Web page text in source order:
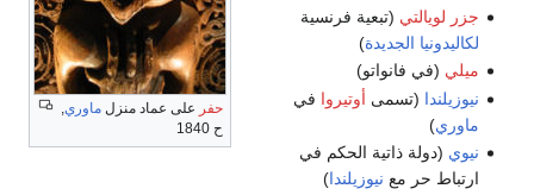
حفر على عماد منزل ماوري,
ح 1840
جزر لويالتي (تبعية فرنسية
لكاليدونيا الجديدة)
ميلي (في فانواتو)
نيوزيلندا (تسمى أوتيروا في
ماوري)
نيوي (دولة ذاتية الحكم في
ارتباط حر مع نيوزيلندا)